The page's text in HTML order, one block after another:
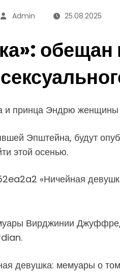
Admin 25.08.2025
принца Эндрю женщины
Эпштейна, будут
этой осенью.
Вирджинии
девушка: мемуары о